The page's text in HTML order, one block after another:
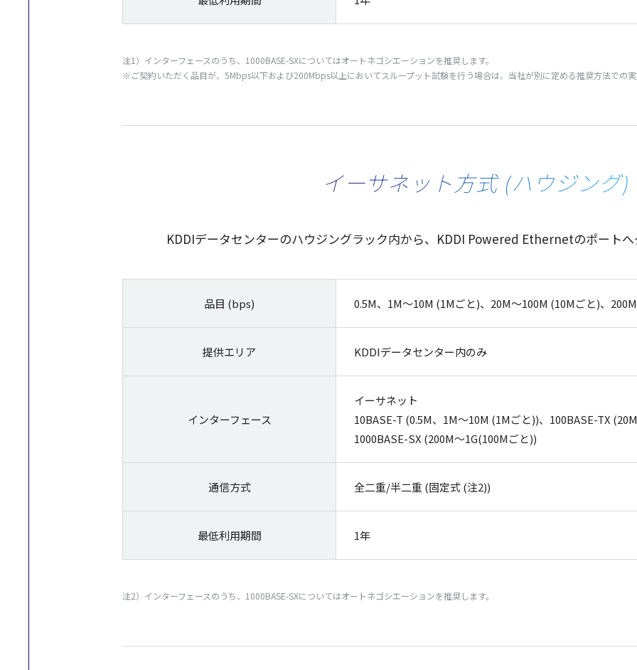
注1）インターフェースのうち、1000BASE-SXについてはオートネゴシエーションを推奨します。
※ご契約いただく品目が、5Mbps以下および200Mbps以上においてスループット試験を行う場合は、当社が別に定める推奨方法での
イーサネット方式 (ハウジング)
KDDIデータセンターのハウジングラック内から、KDDI Powered Ethernetのポート
品目 (bps) 0.5M、1M～10M (1Mごと)、20M～100M (10Mごと)、
提供エリア KDDIデータセンター内のみ
インターフェース
イーサネット
10BASE-T (0.5M、1M～10M (1Mごと))、100BASE-TX
1000BASE-SX (200M～1G(100Mごと))
通信方式 全二重/半二重 (固定式 (注2))
最低利用期間 1年
注2）インターフェースのうち、1000BASE-SXについてはオートネゴシエーションを推奨します。